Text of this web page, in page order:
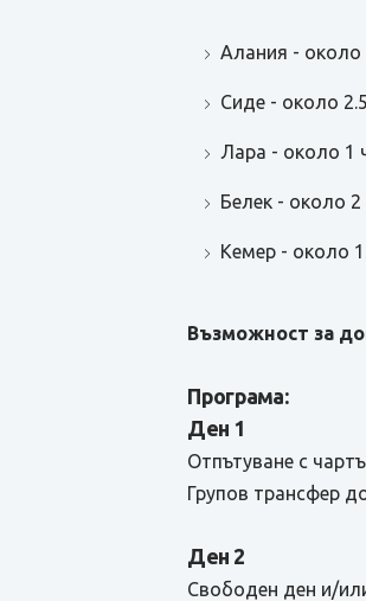
Алания - около
Сиде - около
Лара - около 1
Белек - около
Кемер - около
Възможност за
Програма:
Ден 1
Отпътуване с
Групов трансфер
Ден 2
Свободен ден и/